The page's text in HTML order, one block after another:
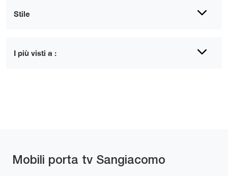
Stile
I più visti a :
Mobili porta tv Sangiacomo